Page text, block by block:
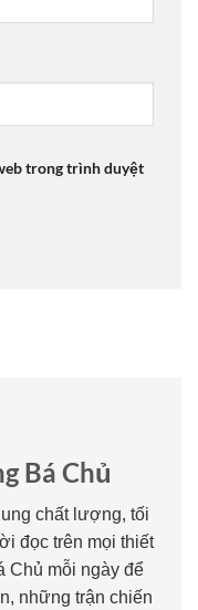
trong trình duyệt
Bá Chủ
chất lượng, tối
đọc trên mọi thiết
Chủ mỗi ngày để
những trận chiến